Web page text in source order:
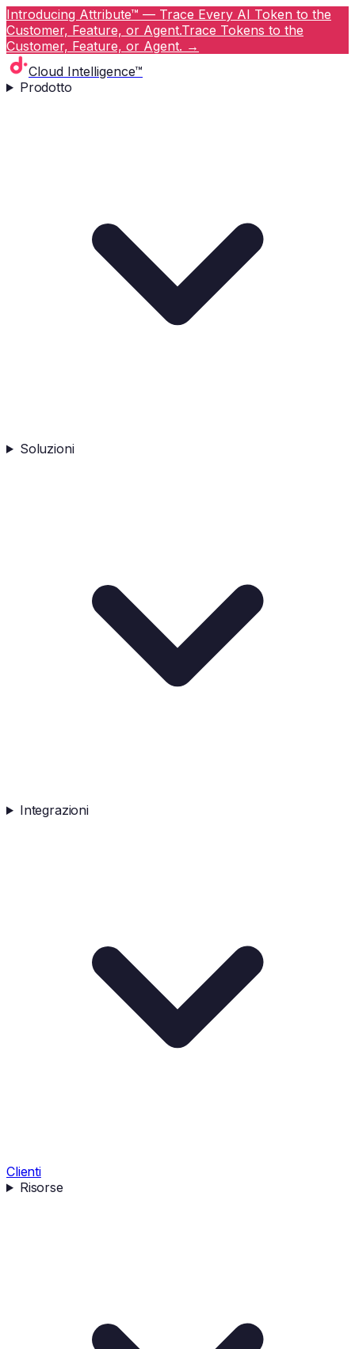
Introducing Attribute™ — Trace Every AI Token to the
Customer, Feature, or Agent.Trace Tokens to the
Customer, Feature, or Agent. →
Cloud Intelligence™
Prodotto
Soluzioni
Integrazioni
Clienti
Risorse